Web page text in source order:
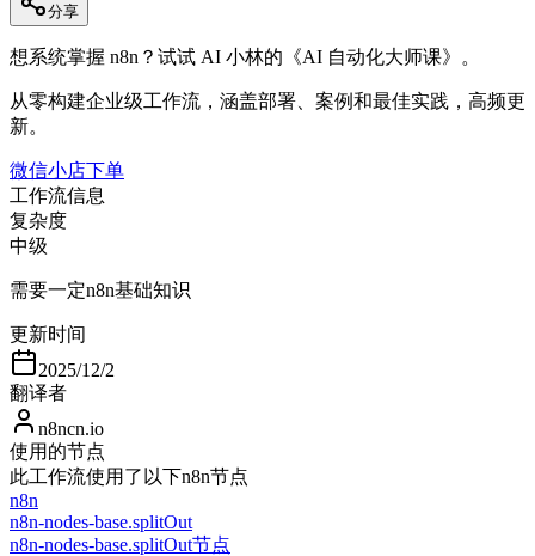
分享
想系统掌握 n8n？试试 AI 小林的《AI 自动化大师课》。
从零构建企业级工作流，涵盖部署、案例和最佳实践，高频更
新。
微信小店下单
工作流信息
复杂度
中级
需要一定n8n基础知识
更新时间
2025/12/2
翻译者
n8ncn.io
使用的节点
此工作流使用了以下n8n节点
n8n
n8n-nodes-base.splitOut
n8n-nodes-base.splitOut节点